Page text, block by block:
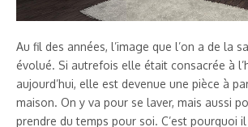
Au fil des années, l’image que l’on a de la
évolué. Si autrefois elle était consacrée à
aujourd’hui, elle est devenue une pièce à
maison. On y va pour se laver, mais aussi
prendre du temps pour soi. C’est pourquoi